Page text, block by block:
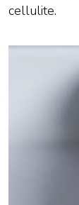
cellulite.